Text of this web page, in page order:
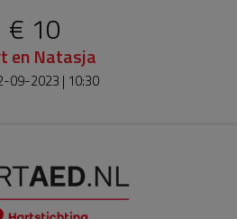
€ 10
en Natasja
09-2023 | 10:30